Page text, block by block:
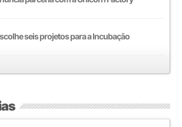
seis projetos para a Incubação